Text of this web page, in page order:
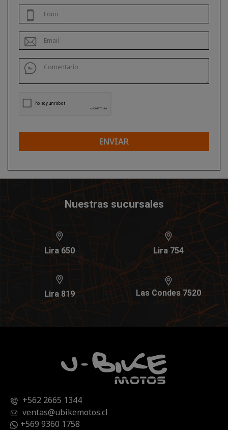
ENVIAR
Nuestras sucursales
Lira 650 Lira 754
Lira 819 Las Condes 7520
+562 2665 1344
ventas@ubikemotos.cl
+569 9360 1758